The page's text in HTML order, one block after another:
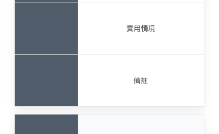
實用情境
備註